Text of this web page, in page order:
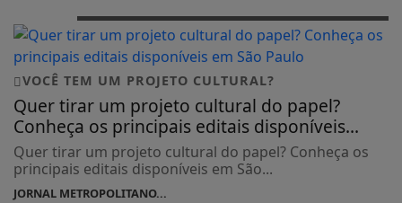
VOCÊ TEM UM PROJETO CULTURAL?
Quer tirar um projeto cultural do papel?
Conheça os principais editais disponíveis...
Quer tirar um projeto cultural do papel? Conheça os
principais editais disponíveis em São...
JORNAL METROPOLITANO...